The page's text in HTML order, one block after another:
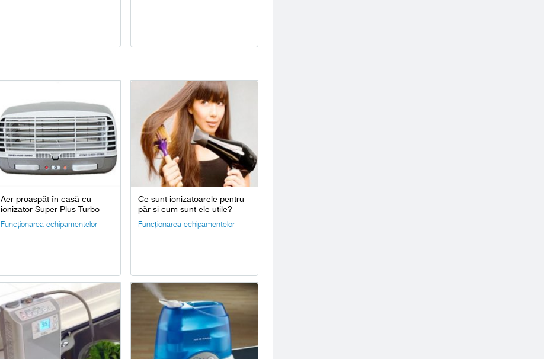
Aer proaspăt în casă cu
ionizator Super Plus Turbo
Funcționarea echipamentelor
Ce sunt ionizatoarele pentru
păr și cum sunt ele utile?
Funcționarea echipamentelor